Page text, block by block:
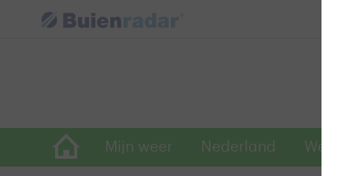
Mijn weer Nederland